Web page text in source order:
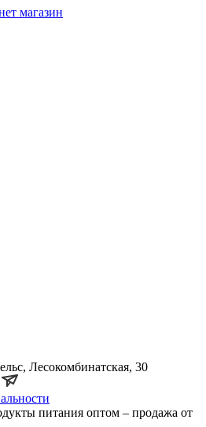
магазин
Лесокомбинатская, 30
питания оптом – продажа от